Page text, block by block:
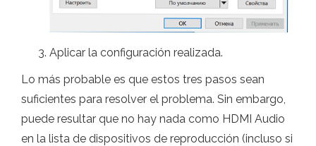
Aplicar la configuración realizada.
Lo más probable es que estos tres pasos sean
suficientes para resolver el problema. Sin embargo,
puede resultar que no hay nada como HDMI Audio
en la lista de dispositivos de reproducción (incluso si